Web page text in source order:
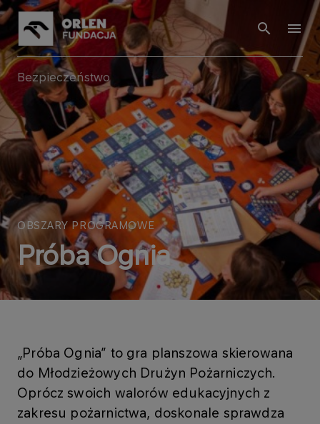
Bezpieczeństwo
OBSZARY PROGRAMOWE
Próba Ognia
„Próba Ognia” to gra planszowa skierowana
do Młodzieżowych Drużyn Pożarniczych.
Oprócz swoich walorów edukacyjnych z
zakresu pożarnictwa, doskonale sprawdza